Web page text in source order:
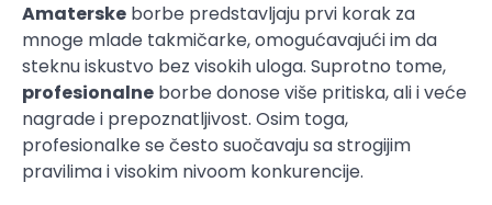
Amaterske borbe predstavljaju prvi korak za
mnoge mlade takmičarke, omogućavajući im da
steknu iskustvo bez visokih uloga. Suprotno tome,
profesionalne borbe donose više pritiska, ali i veće
nagrade i prepoznatljivost. Osim toga,
profesionalke se često suočavaju sa strogijim
pravilima i visokim nivoom konkurencije.